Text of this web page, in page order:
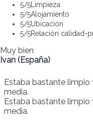
5/5Limpieza
5/5Alojamiento
5/5Ubicación
5/5Relación calidad-
Muy bien
Ivan (España)
Estaba bastante limpio
media.
Estaba bastante limpio
media.